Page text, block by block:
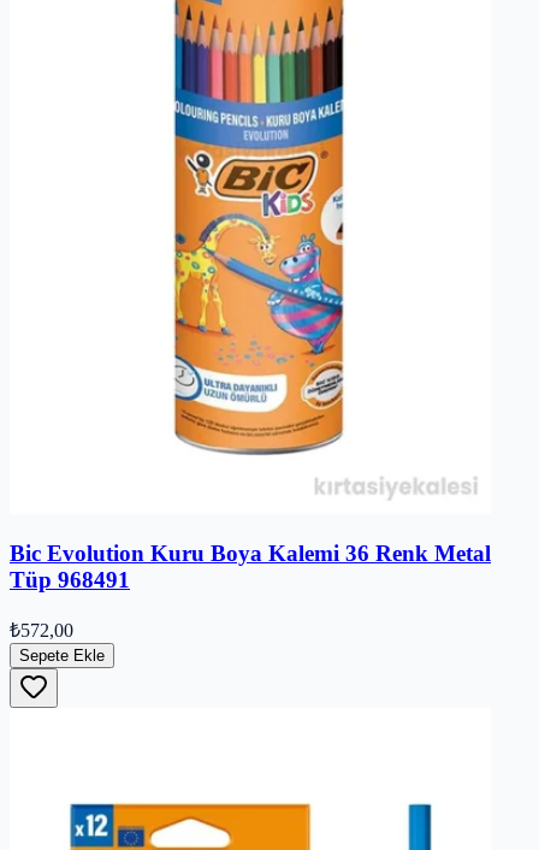
Bic Evolution Kuru Boya Kalemi 36 Renk Metal
Tüp 968491
₺572,00
Sepete Ekle